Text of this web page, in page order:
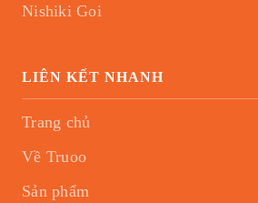
Nishiki Goi
LIÊN KẾT NHANH
Trang chủ
Về Truoo
Sản phẩm